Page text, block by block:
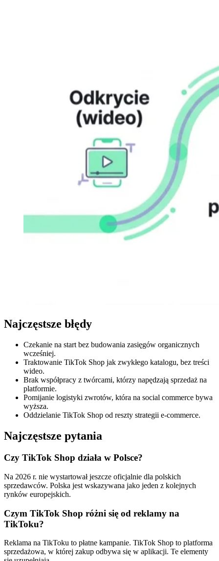
Najczęstsze błędy
Czekanie na start bez budowania zasięgów organicznych
wcześniej.
Traktowanie TikTok Shop jak zwykłego katalogu, bez treści
wideo.
Brak współpracy z twórcami, którzy napędzają sprzedaż na
platformie.
Pomijanie logistyki zwrotów, która na social commerce bywa
wyższa.
Oddzielanie TikTok Shop od reszty strategii e-commerce.
Najczęstsze pytania
Czy TikTok Shop działa w Polsce?
Na 2026 r. nie wystartował jeszcze oficjalnie dla polskich
sprzedawców. Polska jest wskazywana jako jeden z kolejnych
rynków europejskich.
Czym TikTok Shop różni się od reklamy na
TikToku?
Reklama na TikToku to płatne kampanie. TikTok Shop to platforma
sprzedażowa, w której zakup odbywa się w aplikacji. Te elementy